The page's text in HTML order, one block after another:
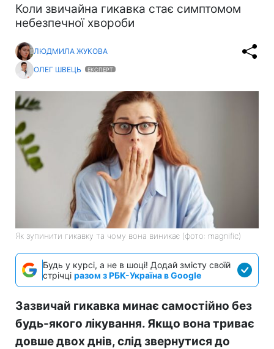
Коли звичайна гикавка стає симптомом
небезпечної хвороби
ЛЮДМИЛА ЖУКОВА
ОЛЕГ ШВЕЦЬ
ЕКСПЕРТ
Як зупинити гикавку та чому вона виникає (фото: magnific)
Будь у курсі, а не в шоці! Додай змісту своїй
стрічці разом з РБК-Україна в Google
Зазвичай гикавка минає самостійно без
будь-якого лікування. Якщо вона триває
довше двох днів, слід звернутися до